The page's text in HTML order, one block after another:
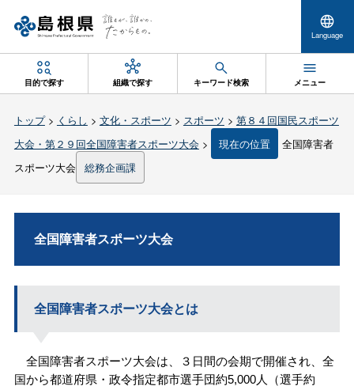
Language
目的で探す 組織で探す キーワード検索 メニュー
トップ> くらし > 文化・スポーツ > スポーツ > 第８４回国民スポーツ
大会・第２９回全国障害者スポーツ大会 > 現在の位置
全国障害者
スポーツ大会
総務企画課
全国障害者スポーツ大会
全国障害者スポーツ大会とは
全国障害者スポーツ大会は、３日間の会期で開催され、全
国から都道府県・政令指定都市選手団約5,000人（選手約